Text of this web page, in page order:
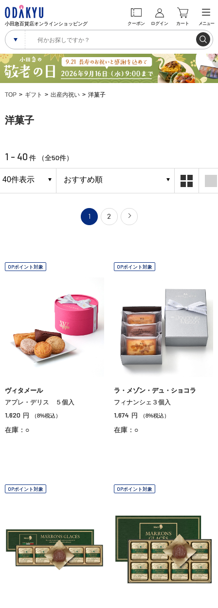
小田急百貨店オンラインショッピング クーポン ログイン カート メニュー
TOP ギフト 出産内祝い 洋菓子
洋菓子
1 - 40 件 （全50件）
1 2
OPポイント対象
ヴィタメール
アプレ・デリス ５個入
1,620 円 （8%税込）
在庫：○
OPポイント対象
ラ・メゾン・デュ・ショコラ
フィナンシェ３個入
1,674 円 （8%税込）
在庫：○
OPポイント対象 OPポイント対象